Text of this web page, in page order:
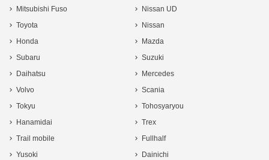
Mitsubishi Fuso
Nissan UD
Toyota
Nissan
Honda
Mazda
Subaru
Suzuki
Daihatsu
Mercedes
Volvo
Scania
Tokyu
Tohosyaryou
Hanamidai
Trex
Trail mobile
Fullhalf
Yusoki
Dainichi